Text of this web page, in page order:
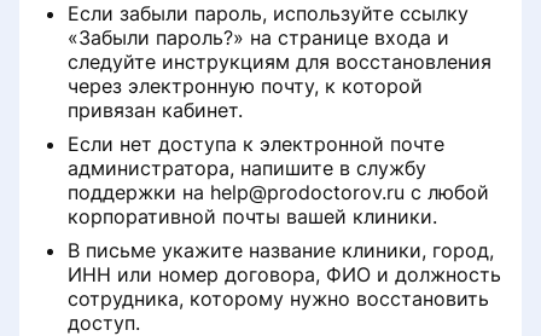
Если забыли пароль, используйте ссылку
«Забыли пароль?» на странице входа и
следуйте инструкциям для восстановления
через электронную почту, к которой
привязан кабинет.
Если нет доступа к электронной почте
администратора, напишите в службу
поддержки на help@prodoctorov.ru с любой
корпоративной почты вашей клиники.
В письме укажите название клиники, город,
ИНН или номер договора, ФИО и должность
сотрудника, которому нужно восстановить
доступ.